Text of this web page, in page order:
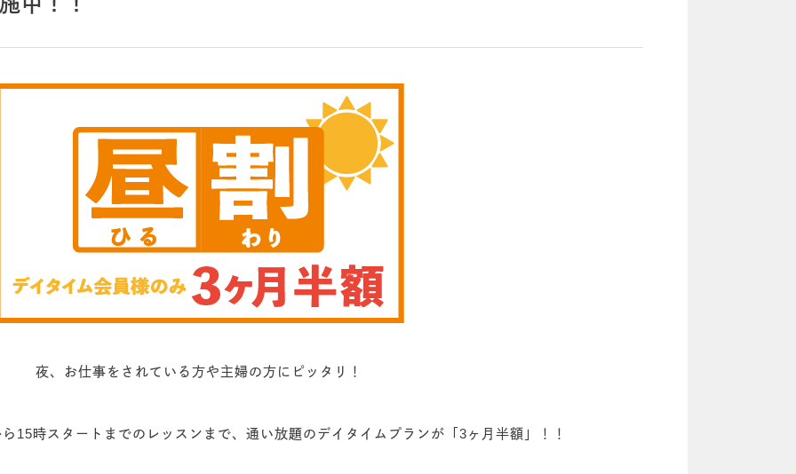
夜、お仕事をされている方や主婦の方にピッタリ！
15時スタートまでのレッスンまで、通い放題のデイタイムプランが「3ヶ月半額」！！